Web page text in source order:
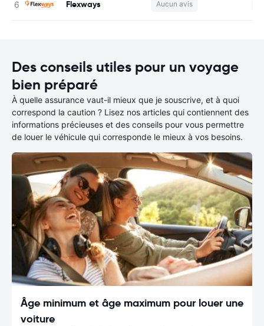
Flexways Aucun avis
Des conseils utiles pour un voyage
bien préparé
À quelle assurance vaut-il mieux que je souscrive, et à quoi
correspond la caution ? Lisez nos articles qui contiennent des
informations précieuses et des conseils pour vous permettre
de louer le véhicule qui corresponde le mieux à vos besoins.
Âge minimum et âge maximum pour louer une
voiture